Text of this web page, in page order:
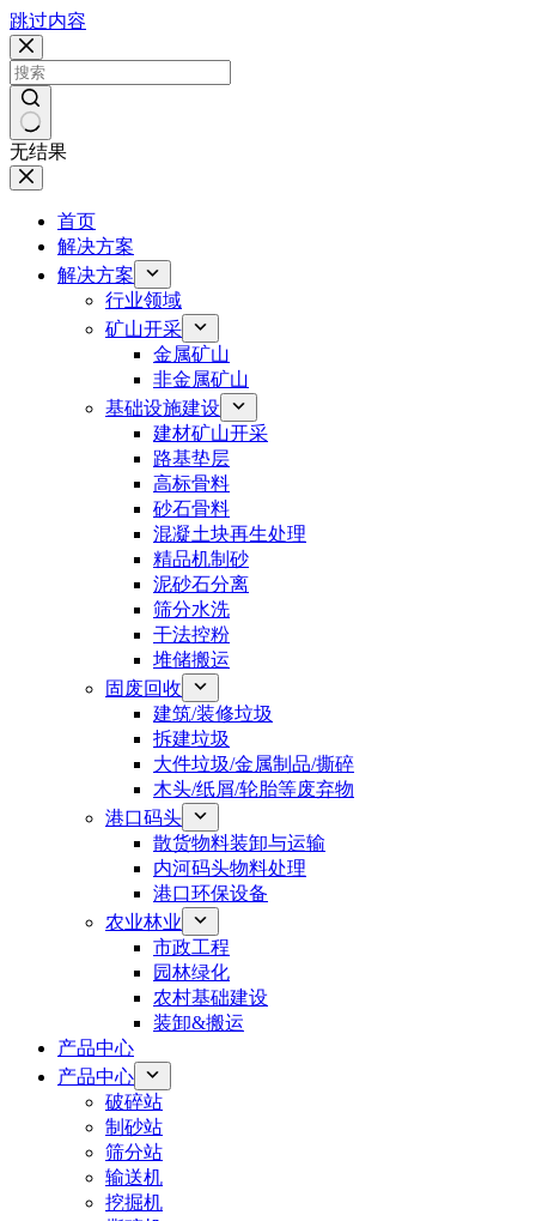
跳过内容
无结果
首页
解决方案
解决方案
行业领域
矿山开采
金属矿山
非金属矿山
基础设施建设
建材矿山开采
路基垫层
高标骨料
砂石骨料
混凝土块再生处理
精品机制砂
泥砂石分离
筛分水洗
干法控粉
堆储搬运
固废回收
建筑/装修垃圾
拆建垃圾
大件垃圾/金属制品/撕碎
木头/纸屑/轮胎等废弃物
港口码头
散货物料装卸与运输
内河码头物料处理
港口环保设备
农业林业
市政工程
园林绿化
农村基础建设
装卸&搬运
产品中心
产品中心
破碎站
制砂站
筛分站
输送机
挖掘机